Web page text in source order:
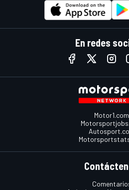
En redes
Motor1.com